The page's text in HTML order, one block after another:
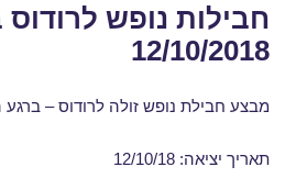
חבילות נופש
12/10/2018
מבצע חבילת נופש זולה לרודוס – ברגע
תאריך יציאה: 12/10/18